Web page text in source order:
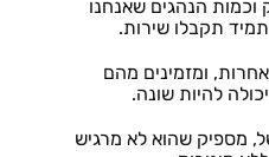
וכמות הנהגים שאנחנו
תקבלו שירות.
ומזמינים מהם
להיות שונה.
מספיק שהוא לא מרגיש